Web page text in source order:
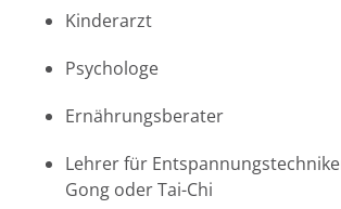
Kinderarzt
Psychologe
Ernährungsberater
Lehrer für
Gong oder Tai-Chi